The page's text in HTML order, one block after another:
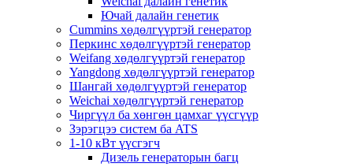
Ючай далайн генетик
Cummins хөдөлгүүртэй генератор
Перкинс хөдөлгүүртэй генератор
Weifang хөдөлгүүртэй генератор
Yangdong хөдөлгүүртэй генератор
Шангай хөдөлгүүртэй генератор
Weichai хөдөлгүүртэй генератор
Чиргүүл ба хөнгөн цамхаг үүсгүүр
Зэрэгцээ систем ба ATS
1-10 кВт үүсгэгч
Дизель генераторын багц